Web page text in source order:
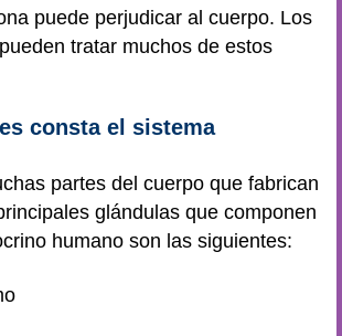
puede perjudicar al cuerpo. Los
tratar muchos de estos
consta el sistema
partes del cuerpo que fabrican
glándulas que componen
humano son las siguientes: